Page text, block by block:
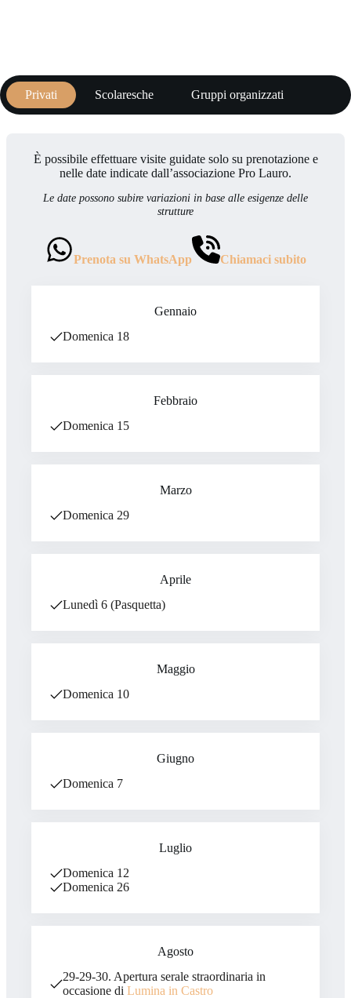
Privati Scolaresche Gruppi organizzati
È possibile effettuare visite guidate solo su prenotazione e
nelle date indicate dall’associazione Pro Lauro.
Le date possono subire variazioni in base alle esigenze delle
strutture
Prenota su WhatsApp Chiamaci subito
Gennaio
Domenica 18
Febbraio
Domenica 15
Marzo
Domenica 29
Aprile
Lunedì 6 (Pasquetta)
Maggio
Domenica 10
Giugno
Domenica 7
Luglio
Domenica 12
Domenica 26
Agosto
29-29-30. Apertura serale straordinaria in
occasione di Lumina in Castro